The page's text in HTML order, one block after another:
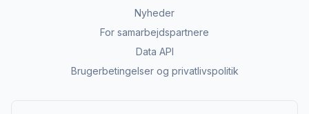
Nyheder
For samarbejdspartnere
Data API
Brugerbetingelser og privatlivspolitik